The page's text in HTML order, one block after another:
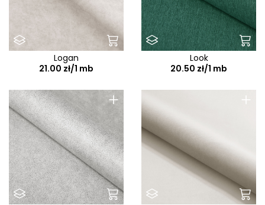
Logan
21.00 zł/1 mb
Look
20.50 zł/1 mb
+ +